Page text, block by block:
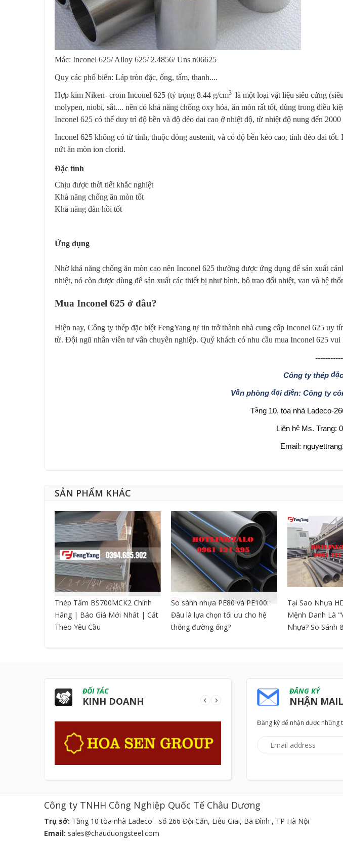
Mác: Inconel 625/ Alloy 625/ 2.4856/ Uns n06625
Quy các phổ biến: Láp tròn đặc, ống, tấm, thanh....
Hợp kim Niken- crom Inconel 625 (tỷ trọng 8.44 g/cm3 là một loại vật liệu siêu cứng
molypen, niobi, sắt.... nên có khả năng chống oxy hóa, ăn mòn rất tốt, dùng trong điều
Inconel 625 có thể duy trì độ bền và độ dẻo dai cao ở nhiệt độ, từ nhiệt độ nung đến 2000
Inconel 625 không có từ tính, thuộc dòng austenit, và có độ bền kéo cao, tính dẻo dai
nứt ăn mòn ion clorid.
Đặc tính
Chịu được thời tiết khắc nghiệt
Khả năng chống ăn mòn tốt
Khả năng đàn hồi tốt
Ứng dụng
Nhờ khả năng chống ăn mòn cao nên Inconel 625 thường được ứng dụng để sản xuất
nhiệt, nó còn được dùng để sản xuất các thiết bị như bình, bô trao đổi nhiệt, van và hệ
Mua Inconel 625 ở đâu?
Hiện nay, Công ty thép đặc biệt FengYang tự tin trở thành nhà cung cấp Inconel 625 uy
từ. Đội ngũ nhân viên tư vấn chuyên nghiệp. Quý khách có nhu cầu mua Inconel 625
Công ty thép đặ
Văn phòng đại diện: Công ty
Tầng 10, tòa nhà Ladeco-
Liên hệ Ms. Trang:
Email:
SẢN PHẨM KHÁC
Thép Tấm BS700MCK2 Chính
Hãng | Báo Giá Mới Nhất | Cắt
Theo Yêu Cầu
So sánh nhựa PE80 và PE100:
Đâu là lựa chọn tối ưu cho hệ
thống đường ống?
Tại Sao Nhựa
Mệnh Danh Là
Nhựa? So Sánh
ĐỐI TÁC
KINH DOANH
ĐĂNG KÝ
NHẬN MAIL
Đăng ký để nhận được những
Công ty TNHH Công Nghiệp Quốc Tế Châu Dương
Trụ sở: Tầng 10 tòa nhà Ladeco - số 266 Đội Cấn, Liễu Giai, Ba Đình , TP Hà Nội
Email: sales@chauduongsteel.com